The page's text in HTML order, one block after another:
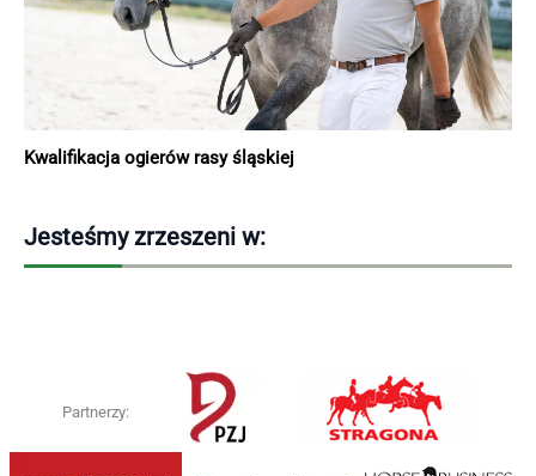
Kwalifikacja ogierów rasy śląskiej
Jesteśmy zrzeszeni w:
Partnerzy: